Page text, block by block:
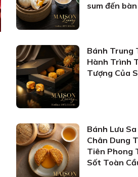
sum đến
Bánh Trung
Hành Trình
Tượng Của
Bánh Lưu
Chân Dung
Tiên Phong
Sốt Toàn